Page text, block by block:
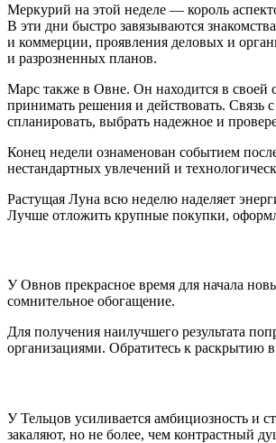
Меркурий на этой неделе — король
В эти дни быстро завязываются
и коммерции, проявления деловых и
и разрозненных планов.
Марс также в Овне. Он находится в своей
принимать решения и действовать. Связь
спланировать, выбрать надежное и
Конец недели ознаменован событием
нестандартных увлечений и
Растущая Луна всю неделю наделяет
Лучше отложить крупные покупки,
У Овнов прекрасное время для начала
сомнительное обогащение.
Для получения наилучшего результата
организациями. Обратитесь к раскрытию
У Тельцов усиливается амбициозность и
закаляют, но не более, чем контрастный